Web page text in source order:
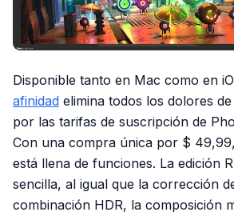
Disponible tanto en Mac como en
afinidad elimina todos los dolores de
por las tarifas de suscripción de
Con una compra única por $
está llena de funciones. La edición
sencilla, al igual que la corrección
combinación HDR, la composición